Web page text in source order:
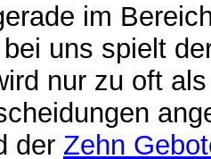
im
uns spielt
nur zu oft
der Zehn